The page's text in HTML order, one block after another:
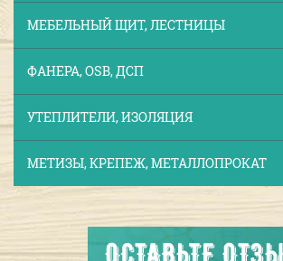
МЕБЕЛЬНЫЙ ЩИТ, ЛЕСТНИЦЫ
ФАНЕРА, OSB, ДСП
УТЕПЛИТЕЛИ, ИЗОЛЯЦИЯ
МЕТИЗЫ, КРЕПЕЖ, МЕТАЛЛОПРОКАТ